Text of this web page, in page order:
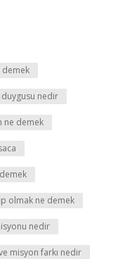
demek
duygusu nedir
ne demek
olmak ne demek
nedir
misyon farkı nedir